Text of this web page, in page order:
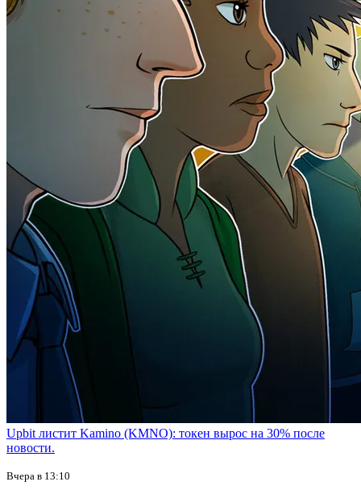
Upbit листит Kamino (KMNO): токен вырос на 30% после
новости.
Вчера в 13:10